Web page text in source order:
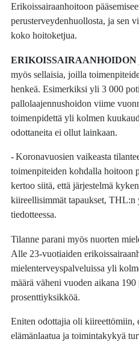
Erikoissairaanhoitoon
perusterveydenhuollosta, ja sen
koko hoitoketjua.
ERIKOISSAIRAANHOIDON
myös sellaisia, joilla
henkeä. Esimerkiksi yli 3 000
pallolaajennushoidon viime
toimenpidettä yli kolmen
odottaneita ei ollut lainkaan.
- Koronavuosien vaikeasta
toimenpiteiden kohdalla hoitoon
kertoo siitä, että järjestelmä
kiireellisimmät tapaukset,
tiedotteessa.
Tilanne parani myös nuorten
Alle 23-vuotiaiden
mielenterveyspalveluissa yli
määrä väheni vuoden aikana
prosenttiyksikköä.
Eniten odottajia oli kiireettömiin,
elämänlaatua ja toimintakykyä